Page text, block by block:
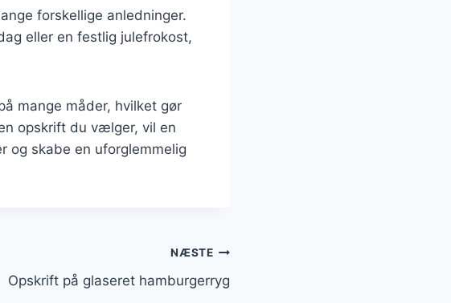
forskellige anledninger.
eller en festlig julefrokost,
mange måder, hvilket gør
opskrift du vælger, vil en
og skabe en uforglemmelig
NÆSTE
Opskrift på glaseret hamburgerryg